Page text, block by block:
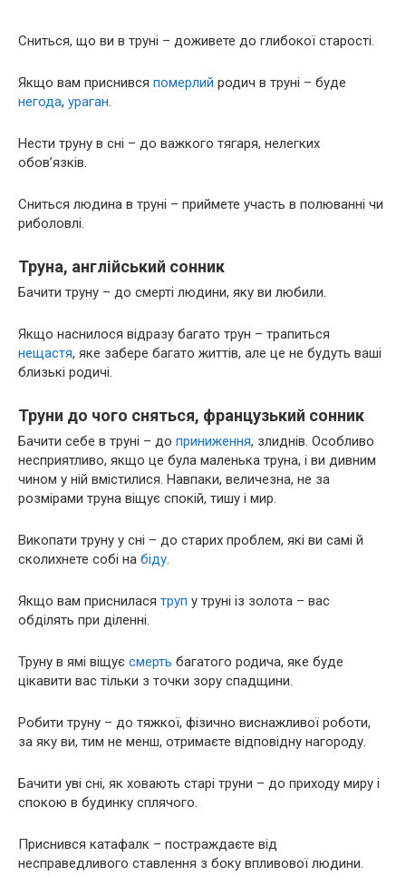
Сниться, що ви в труні – доживете до глибокої старості.
Якщо вам приснився померлий родич в труні – буде
негода, ураган.
Нести труну в сні – до важкого тягаря, нелегких
обов’язків.
Сниться людина в труні – приймете участь в полюванні чи
риболовлі.
Труна, англійський сонник
Бачити труну – до смерті людини, яку ви любили.
Якщо наснилося відразу багато трун – трапиться
нещастя, яке забере багато життів, але це не будуть ваші
близькі родичі.
Труни до чого сняться, французький сонник
Бачити себе в труні – до приниження, злиднів. Особливо
несприятливо, якщо це була маленька труна, і ви дивним
чином у ній вмістилися. Навпаки, величезна, не за
розмірами труна віщує спокій, тишу і мир.
Викопати труну у сні – до старих проблем, які ви самі й
сколихнете собі на біду.
Якщо вам приснилася труп у труні із золота – вас
обділять при діленні.
Труну в ямі віщує смерть багатого родича, яке буде
цікавити вас тільки з точки зору спадщини.
Робити труну – до тяжкої, фізично виснажливої роботи,
за яку ви, тим не менш, отримаєте відповідну нагороду.
Бачити уві сні, як ховають старі труни – до приходу миру і
спокою в будинку сплячого.
Приснився катафалк – постраждаєте від
несправедливого ставлення з боку впливової людини.